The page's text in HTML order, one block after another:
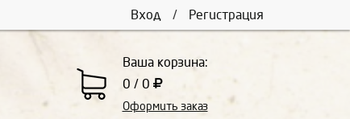
Вход / Регистрация
Ваша корзина:
0 / 0
Оформить заказ